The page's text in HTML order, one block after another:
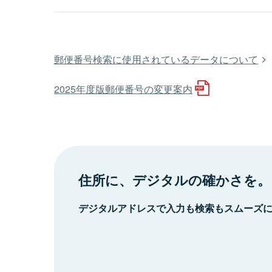
郵便番号検索に使用されているデータについて
2025年度版郵便番号の変更案内
住所に、デジタルの確かさを。
デジタルアドレスで入力も検索もスムーズ